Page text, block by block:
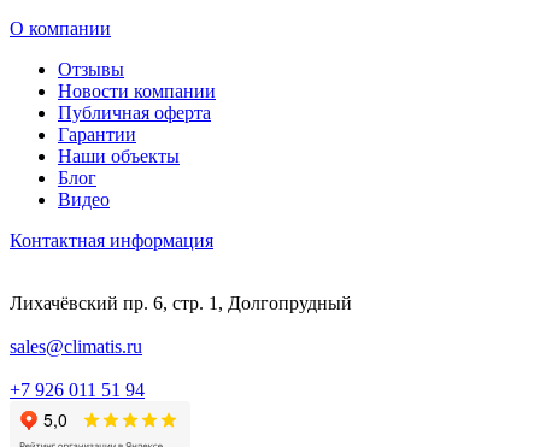
О компании
Отзывы
Новости компании
Публичная оферта
Гарантии
Наши объекты
Блог
Видео
Контактная информация
Лихачёвский пр. 6, стр. 1, Долгопрудный
sales@climatis.ru
+7 926 011 51 94